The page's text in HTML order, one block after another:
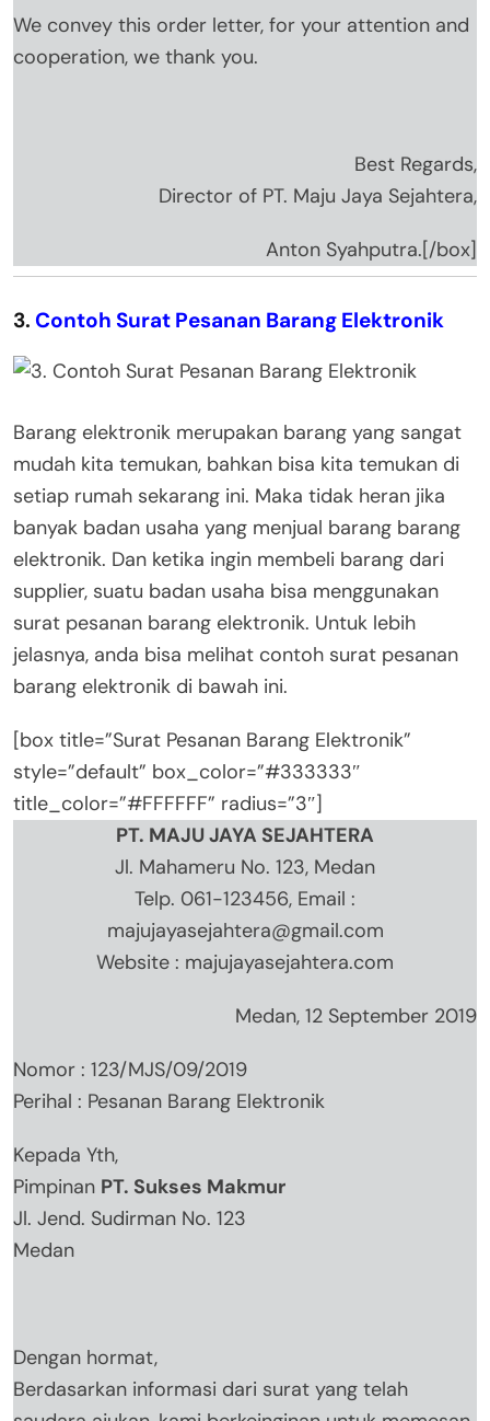
We convey this order letter, for your attention and
cooperation, we thank you.
Best Regards,
Director of PT. Maju Jaya Sejahtera,
Anton Syahputra.[/box]
3. Contoh Surat Pesanan Barang Elektronik
Barang elektronik merupakan barang yang sangat
mudah kita temukan, bahkan bisa kita temukan di
setiap rumah sekarang ini. Maka tidak heran jika
banyak badan usaha yang menjual barang barang
elektronik. Dan ketika ingin membeli barang dari
supplier, suatu badan usaha bisa menggunakan
surat pesanan barang elektronik. Untuk lebih
jelasnya, anda bisa melihat contoh surat pesanan
barang elektronik di bawah ini.
[box title=”Surat Pesanan Barang Elektronik”
style=”default” box_color=”#333333″
title_color=”#FFFFFF” radius=”3″]
PT. MAJU JAYA SEJAHTERA
Jl. Mahameru No. 123, Medan
Telp. 061-123456, Email :
majujayasejahtera@gmail.com
Website : majujayasejahtera.com
Medan, 12 September 2019
Nomor : 123/MJS/09/2019
Perihal : Pesanan Barang Elektronik
Kepada Yth,
Pimpinan PT. Sukses Makmur
Jl. Jend. Sudirman No. 123
Medan
Dengan hormat,
Berdasarkan informasi dari surat yang telah